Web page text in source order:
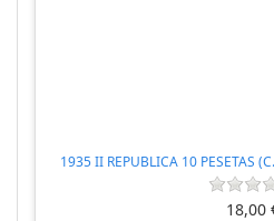
1935 II REPUBLICA 10 PESETAS
18,00